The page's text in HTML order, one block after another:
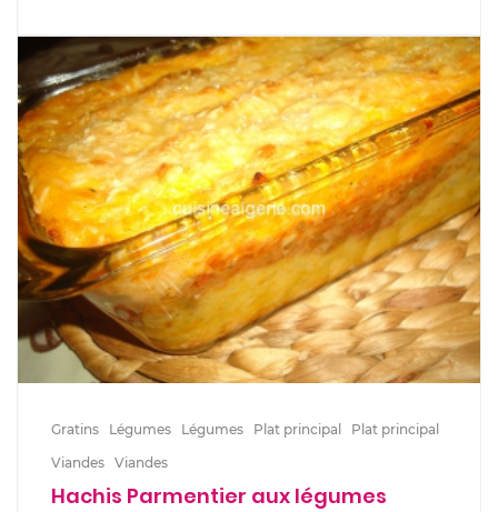
Gratins Légumes Légumes Plat principal
Plat principal
Viandes Viandes
Hachis Parmentier aux légumes